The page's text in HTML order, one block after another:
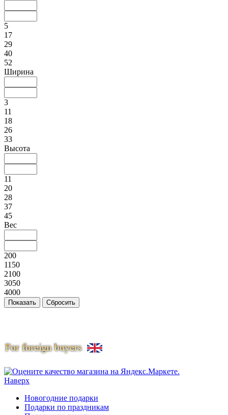
5
17
29
40
52
Ширина
3
11
18
26
33
Высота
11
20
28
37
45
Вес
200
1150
2100
3050
4000
Наверх
Новогодние подарки
Подарки по праздникам